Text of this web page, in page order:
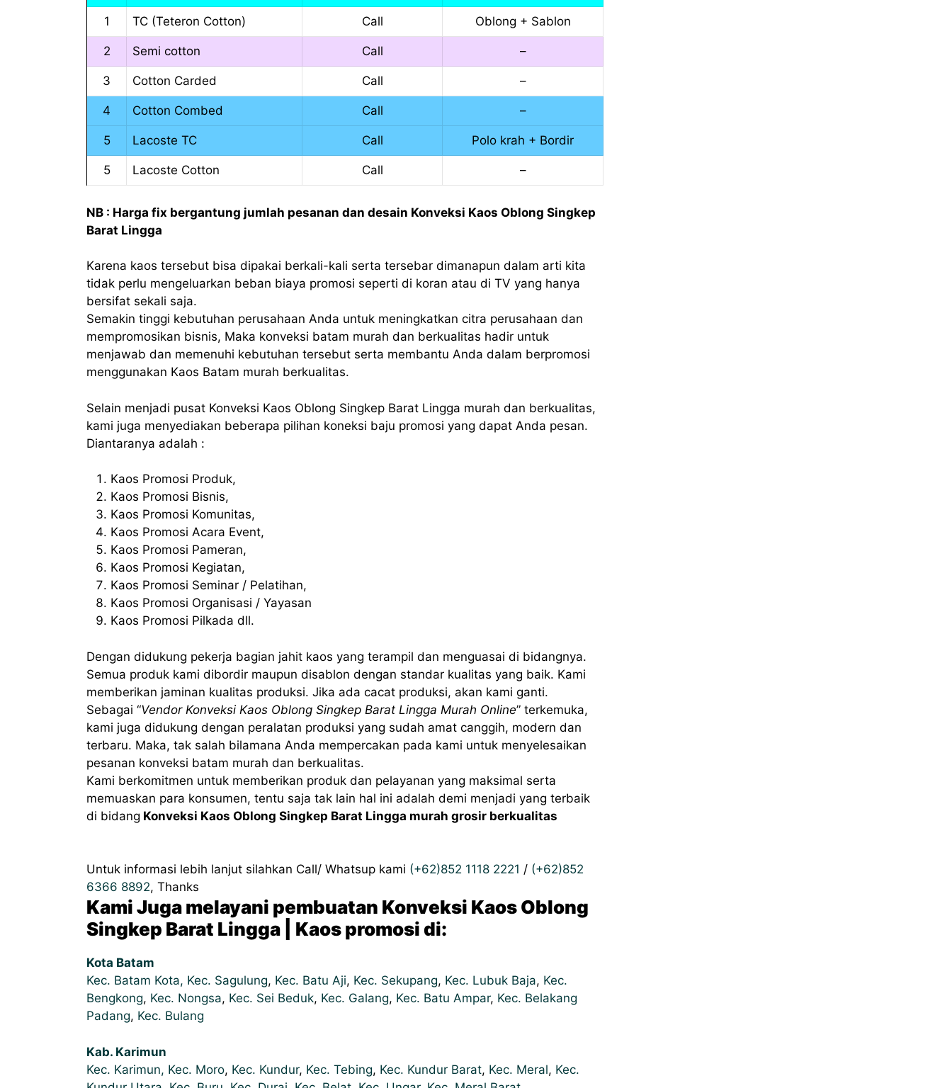
1 TC (Teteron Cotton) Call Oblong + Sablon
2 Semi cotton Call –
3 Cotton Carded Call –
4 Cotton Combed Call –
5 Lacoste TC Call Polo krah + Bordir
5 Lacoste Cotton Call –
NB : Harga fix bergantung jumlah pesanan dan desain Konveksi Kaos Oblong Singkep
Barat Lingga
Karena kaos tersebut bisa dipakai berkali-kali serta tersebar dimanapun dalam arti kita
tidak perlu mengeluarkan beban biaya promosi seperti di koran atau di TV yang hanya
bersifat sekali saja.
Semakin tinggi kebutuhan perusahaan Anda untuk meningkatkan citra perusahaan dan
mempromosikan bisnis, Maka konveksi batam murah dan berkualitas hadir untuk
menjawab dan memenuhi kebutuhan tersebut serta membantu Anda dalam berpromosi
menggunakan Kaos Batam murah berkualitas.
Selain menjadi pusat Konveksi Kaos Oblong Singkep Barat Lingga murah dan berkualitas,
kami juga menyediakan beberapa pilihan koneksi baju promosi yang dapat Anda pesan.
Diantaranya adalah :
Kaos Promosi Produk,
Kaos Promosi Bisnis,
Kaos Promosi Komunitas,
Kaos Promosi Acara Event,
Kaos Promosi Pameran,
Kaos Promosi Kegiatan,
Kaos Promosi Seminar / Pelatihan,
Kaos Promosi Organisasi / Yayasan
Kaos Promosi Pilkada dll.
Dengan didukung pekerja bagian jahit kaos yang terampil dan menguasai di bidangnya.
Semua produk kami dibordir maupun disablon dengan standar kualitas yang baik. Kami
memberikan jaminan kualitas produksi. Jika ada cacat produksi, akan kami ganti.
Sebagai “Vendor Konveksi Kaos Oblong Singkep Barat Lingga Murah Online” terkemuka,
kami juga didukung dengan peralatan produksi yang sudah amat canggih, modern dan
terbaru. Maka, tak salah bilamana Anda mempercakan pada kami untuk menyelesaikan
pesanan konveksi batam murah dan berkualitas.
Kami berkomitmen untuk memberikan produk dan pelayanan yang maksimal serta
memuaskan para konsumen, tentu saja tak lain hal ini adalah demi menjadi yang terbaik
di bidang Konveksi Kaos Oblong Singkep Barat Lingga murah grosir berkualitas
Untuk informasi lebih lanjut silahkan Call/ Whatsup kami (+62)852 1118 2221 / (+62)852
6366 8892, Thanks
Kami Juga melayani pembuatan Konveksi Kaos Oblong
Singkep Barat Lingga | Kaos promosi di:
Kota Batam
Kec. Batam Kota, Kec. Sagulung, Kec. Batu Aji, Kec. Sekupang, Kec. Lubuk Baja, Kec.
Bengkong, Kec. Nongsa, Kec. Sei Beduk, Kec. Galang, Kec. Batu Ampar, Kec. Belakang
Padang, Kec. Bulang
Kab. Karimun
Kec. Karimun, Kec. Moro, Kec. Kundur, Kec. Tebing, Kec. Kundur Barat, Kec. Meral, Kec.